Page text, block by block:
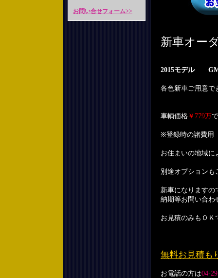
お問い合せフォーム>>
新車オー
2015モデル
各色新車ご用意で
車輌価格 ￥779万
※登録時の諸費用
お住まいの地域に
別途オプションも
新車になりますの
納期等お問い合わ
お見積のみもＯＫ
無料お見積も
お電話の方は04-